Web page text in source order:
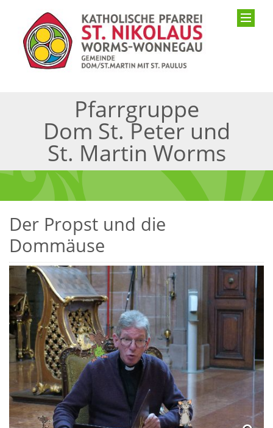
Pfarrgruppe
Dom St. Peter und
St. Martin Worms
Der Propst und die
Dommäuse